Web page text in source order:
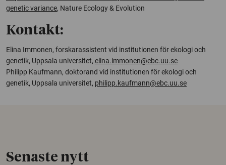
genetic variance, Nature Ecology & Evolution
Kontakt:
Elina Immonen, forskarassistent vid institutionen för ekologi och
genetik, Uppsala universitet, elina.immonen@ebc.uu.se
Philipp Kaufmann, doktorand vid institutionen för ekologi och
genetik, Uppsala universitet, philipp.kaufmann@ebc.uu.se
Senaste nytt